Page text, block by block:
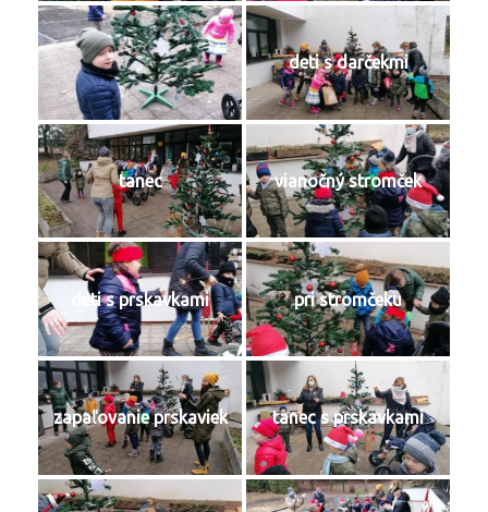
deti s darčekmi
tanec vianočný stromček
deti s prskavkami pri stromčeku
zapaľovanie prskaviek tanec s prskavkami